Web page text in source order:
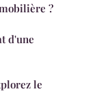
?
d'une
le